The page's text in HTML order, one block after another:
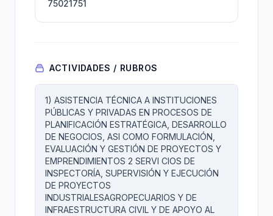
75021751
ACTIVIDADES / RUBROS
1) ASISTENCIA TÉCNICA A INSTITUCIONES
PÚBLICAS Y PRIVADAS EN PROCESOS DE
PLANIFICACIÓN ESTRATÉGICA, DESARROLLO
DE NEGOCIOS, ASI COMO FORMULACIÓN,
EVALUACIÓN Y GESTIÓN DE PROYECTOS Y
EMPRENDIMIENTOS 2 SERVI CIOS DE
INSPECTORÍA, SUPERVISIÓN Y EJECUCIÓN
DE PROYECTOS
INDUSTRIALESAGROPECUARIOS Y DE
INFRAESTRUCTURA CIVIL Y DE APOYO AL